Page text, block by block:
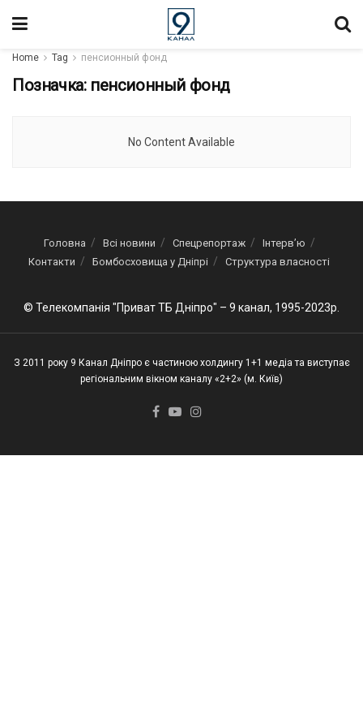
Home Tag пенсионный фонд
Позначка: пенсионный фонд
No Content Available
Головна Всі новини Спецрепортаж
Інтерв’ю
Контакти
Бомбосховища у Дніпрі Структура власності
© Телекомпанія "Приват ТБ Дніпро" – 9 канал, 1995-2023р.
З 2011 року 9 Канал Дніпро є частиною холдингу 1+1 медіа та виступає
регіональним вікном каналу «2+2» (м. Київ)